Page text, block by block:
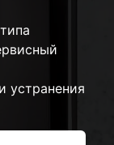
устранения